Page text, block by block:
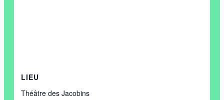
LIEU
Théâtre des Jacobins